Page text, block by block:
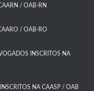
/ OAB-RN
/ OAB-RO​
INSCRITOS NA
NA CAASP / OAB